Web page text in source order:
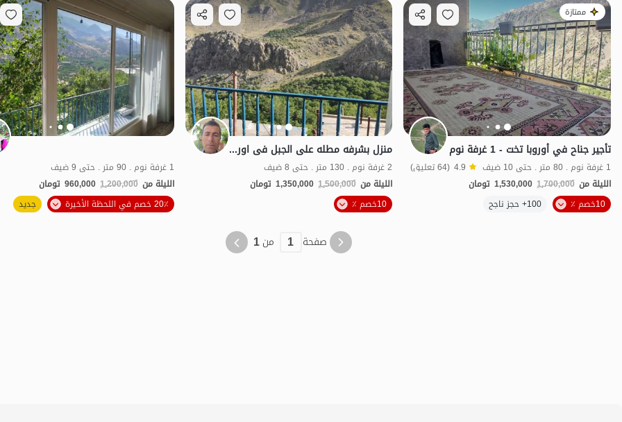
ممتازة
تأجير جناح في أوروبا تخت - 1 غرفة نوم
1 غرفة نوم . 80 متر . حتى 10 ضيف 4.9 (64 تعليق)
الليلة من 1,700,000
1,530,000 تومان
10خصم ٪
100+ حجز ناجح منظر جميل الموقع على الخريطة
منزل بشرفه مطله علی الجبل فی اورامان تخت - الطابق الثانی
2 غرفة نوم . 130 متر . حتى 8 ضيف
الليلة من 1,500,000
1,350,000 تومان
10خصم ٪
منظر جميل اقتصادي
1 غرفة نوم . 90 متر . حتى 9 ضيف
الليلة من 1,200,000
960,000 تومان
20٪ خصم في اللحظة الأخيرة
جديد
صفحة 1 من1